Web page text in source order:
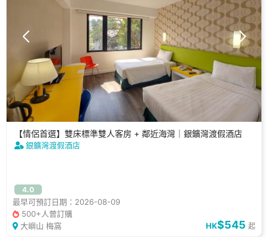
【情侶首選】雙床標準雙人客房 + 鄰近海灣｜銀鑛灣渡假酒店
銀鑛灣渡假酒店
4.0
最早可預訂日期：2026-08-09
500+人曾訂購
大嶼山 梅窩
HK$545 起